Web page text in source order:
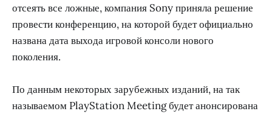
отсеять все ложные, компания Sony приняла решение
провести конференцию, на которой будет официально
названа дата выхода игровой консоли нового
поколения.
По данным некоторых зарубежных изданий, на так
называемом PlayStation Meeting будет анонсирована